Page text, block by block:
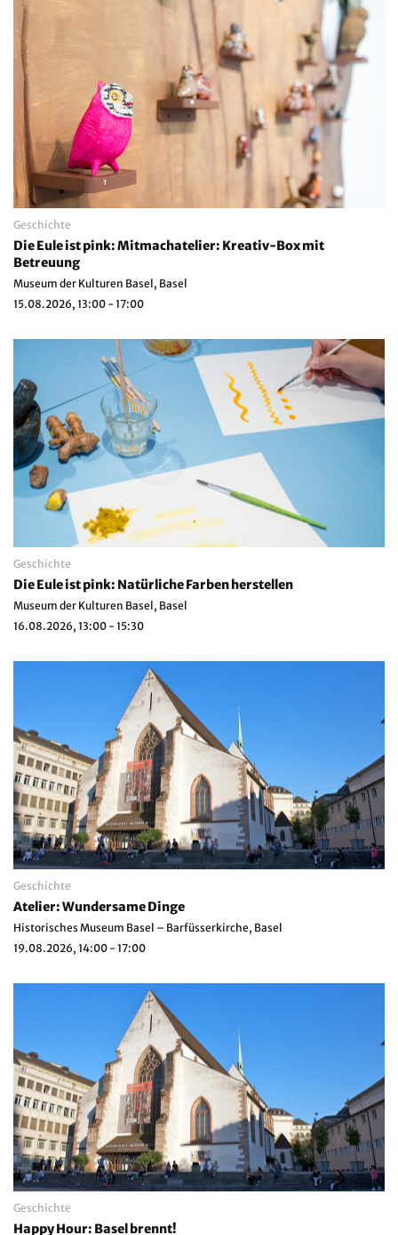
Geschichte
Die Eule ist pink: Mitmachatelier: Kreativ-Box mit
Betreuung
Museum der Kulturen Basel, Basel
15.08.2026, 13:00 - 17:00
Geschichte
Die Eule ist pink: Natürliche Farben herstellen
Museum der Kulturen Basel, Basel
16.08.2026, 13:00 - 15:30
Geschichte
Atelier: Wundersame Dinge
Historisches Museum Basel – Barfüsserkirche, Basel
19.08.2026, 14:00 - 17:00
Geschichte
Happy Hour: Basel brennt!